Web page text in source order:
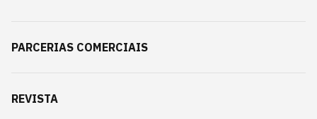
PARCERIAS COMERCIAIS
REVISTA